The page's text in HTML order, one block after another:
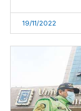
19/11/2022